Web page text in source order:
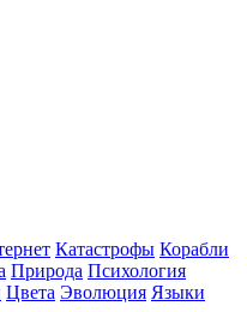
Катастрофы Корабли
Природа Психология
Цвета Эволюция Языки